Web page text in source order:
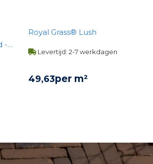
-
Royal Grass® Lush
Levertijd: 2-7 werkdagen
49,63per m²